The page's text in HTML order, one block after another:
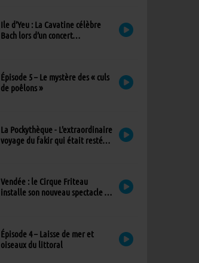
Ile d’Yeu : La Cavatine célèbre
Bach lors d’un concert
Épisode 5 – Le mystère des « culs
de poêlons »
La Pockythèque - L'extraordinaire
voyage du fakir qui était resté
Vendée : le Cirque Friteau
installe son nouveau spectacle à
Épisode 4 – Laisse de mer et
oiseaux du littoral